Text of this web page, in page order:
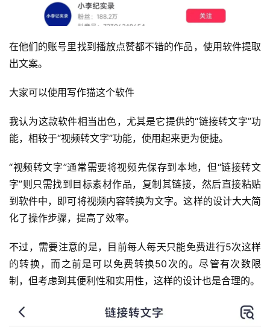
在他们的账号里找到播放点赞都不错的作品，使用软件提取
出文案。
大家可以使用写作猫这个软件
我认为这款软件相当出色，尤其是它提供的“链接转文字”功
能，相较于“视频转文字”功能，使用起来更为便捷。
“视频转文字”通常需要将视频先保存到本地，但“链接转文
字”则只需找到目标素材作品，复制其链接，然后直接粘贴
到软件中，即可将视频内容转换为文字。这样的设计大大简
化了操作步骤，提高了效率。
不过，需要注意的是，目前每人每天只能免费进行5次这样
的转换，而之前是可以免费转换50次的。尽管有次数限
制，但考虑到其便利性和实用性，这样的设计也是合理的。